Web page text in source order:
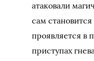
атаковали
сам
проявляется в
приступах